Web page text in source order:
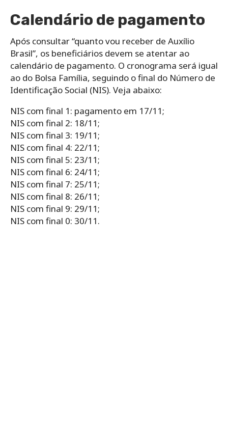
Calendário de pagamento
Após consultar “quanto vou receber de Auxílio
Brasil”, os beneficiários devem se atentar ao
calendário de pagamento. O cronograma será igual
ao do Bolsa Família, seguindo o final do Número de
Identificação Social (NIS). Veja abaixo:
NIS com final 1: pagamento em 17/11;
NIS com final 2: 18/11;
NIS com final 3: 19/11;
NIS com final 4: 22/11;
NIS com final 5: 23/11;
NIS com final 6: 24/11;
NIS com final 7: 25/11;
NIS com final 8: 26/11;
NIS com final 9: 29/11;
NIS com final 0: 30/11.